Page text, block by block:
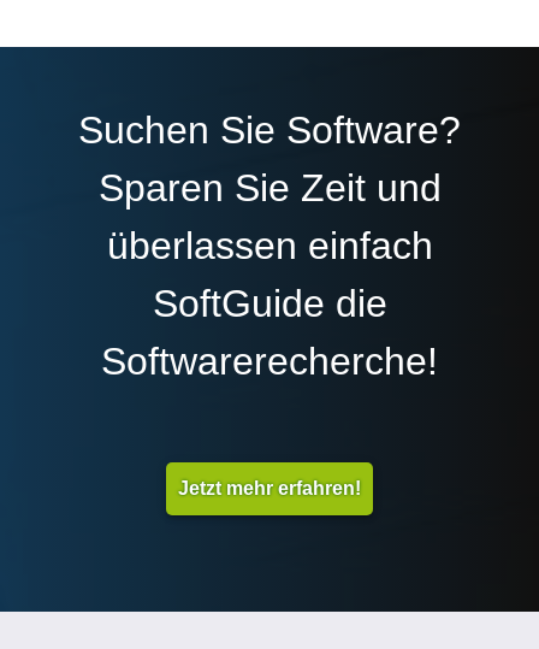
Suchen Sie Software?
Sparen Sie Zeit und
überlassen einfach
SoftGuide die
Softwarerecherche!
Jetzt mehr erfahren!